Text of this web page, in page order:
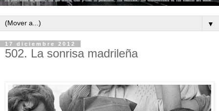
▼
17 diciembre 2012
502. La sonrisa madrileña